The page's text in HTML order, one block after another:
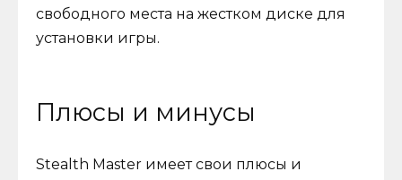
свободного места на жестком диске для
установки игры.
Плюсы и минусы
Stealth Master имеет свои плюсы и